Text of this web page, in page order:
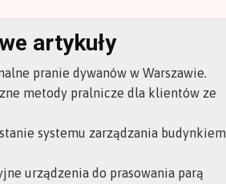
artykuły
pranie dywanów w Warszawie.
metody pralnicze dla klientów ze
systemu zarządzania budynkiem
urządzenia do prasowania parą